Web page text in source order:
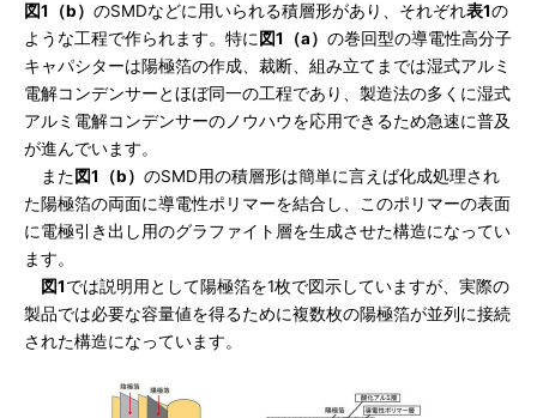
図1（b） のSMDなどに用いられる積層形があり、それぞれ表1の
ような工程で作られます。特に 図1（a） の巻回型の導電性高分子
キャパシターは陽極箔の作成、裁断、組み立てまでは湿式アルミ
電解コンデンサーとほぼ同一の工程であり、製造法の多くに湿式
アルミ電解コンデンサーのノウハウを応用できるため急速に普及
が進んでいます。
また図1（b） のSMD用の積層形は簡単に言えば化成処理され
た陽極箔の両面に導電性ポリマーを結合し、このポリマーの表面
に電極引き出し用のグラファイト層を生成させた構造になってい
ます。
図1では説明用として陽極箔を1枚で図示していますが、実際の
製品では必要な容量値を得るために複数枚の陽極箔が並列に接続
された構造になっています。